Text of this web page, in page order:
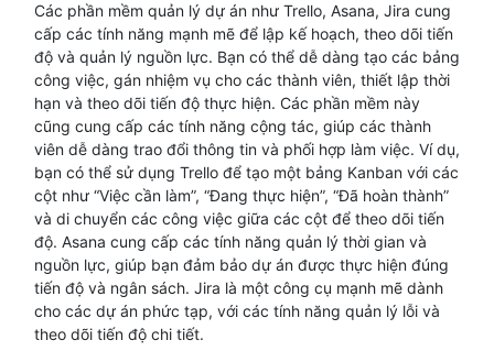
Các phần mềm quản lý dự án như Trello, Asana, Jira cung
cấp các tính năng mạnh mẽ để lập kế hoạch, theo dõi tiến
độ và quản lý nguồn lực. Bạn có thể dễ dàng tạo các bảng
công việc, gán nhiệm vụ cho các thành viên, thiết lập thời
hạn và theo dõi tiến độ thực hiện. Các phần mềm này
cũng cung cấp các tính năng cộng tác, giúp các thành
viên dễ dàng trao đổi thông tin và phối hợp làm việc. Ví dụ,
bạn có thể sử dụng Trello để tạo một bảng Kanban với các
cột như “Việc cần làm”, “Đang thực hiện”, “Đã hoàn thành”
và di chuyển các công việc giữa các cột để theo dõi tiến
độ. Asana cung cấp các tính năng quản lý thời gian và
nguồn lực, giúp bạn đảm bảo dự án được thực hiện đúng
tiến độ và ngân sách. Jira là một công cụ mạnh mẽ dành
cho các dự án phức tạp, với các tính năng quản lý lỗi và
theo dõi tiến độ chi tiết.